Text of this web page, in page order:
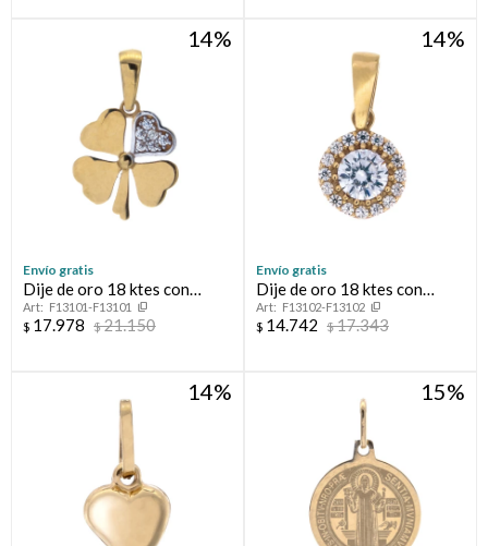
14
Envío gratis
Dije de oro 18 ktes con
circonias, TRÉBOL.
F13101-F13101
$ 17.978 $21.150
14
Envío gratis
Dije de oro 18 ktes con
circonias.
F13102-F13102
$ 14.742 $17.343
14 15